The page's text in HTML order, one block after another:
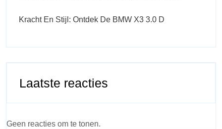
Kracht En Stijl: Ontdek De BMW X3 3.0 D
Laatste reacties
Geen reacties om te tonen.